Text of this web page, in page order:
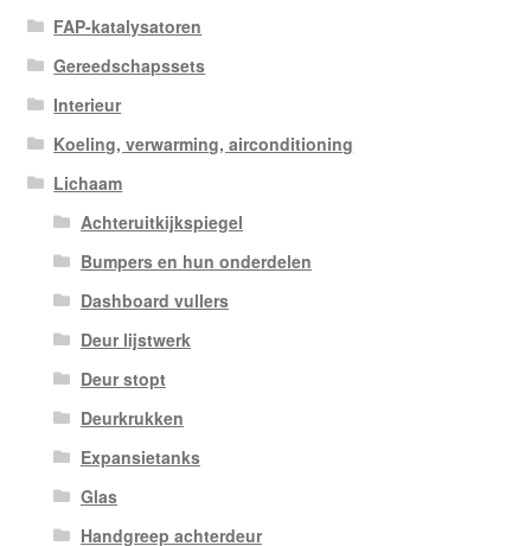
FAP-katalysatoren
Gereedschapssets
Interieur
Koeling, verwarming, airconditioning
Lichaam
Achteruitkijkspiegel
Bumpers en hun onderdelen
Dashboard vullers
Deur lijstwerk
Deur stopt
Deurkrukken
Expansietanks
Glas
Handgreep achterdeur